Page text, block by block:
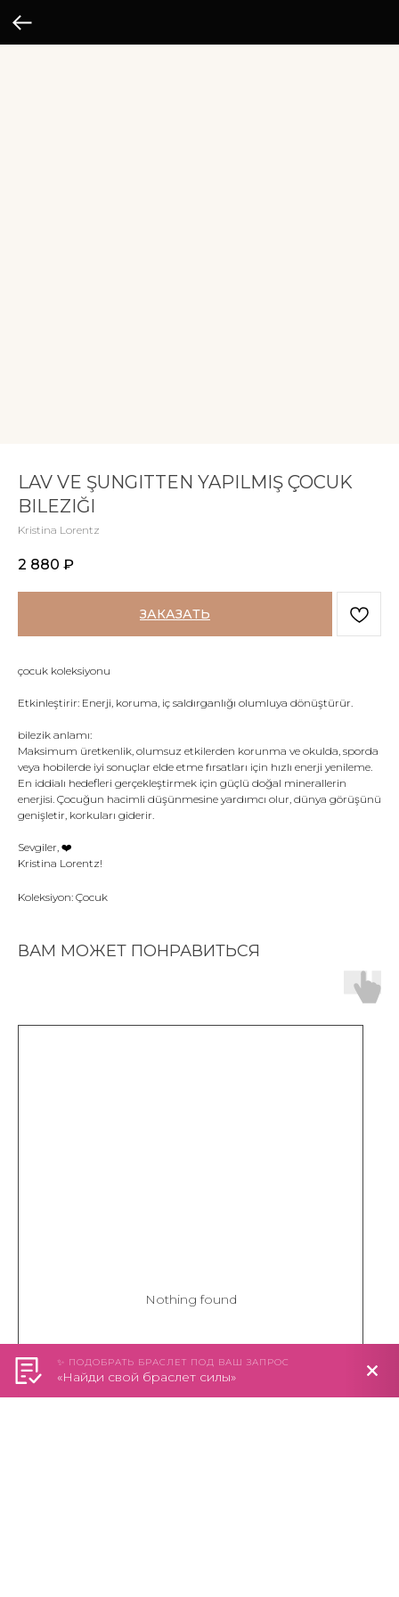
LAV VE ŞUNGITTEN YAPILMIŞ ÇOCUK
BILEZIĞI
Kristina Lorentz
2 880 ₽
ЗАКАЗАТЬ
çocuk koleksiyonu
Etkinleştirir: Enerji, koruma, iç saldırganlığı olumluya dönüştürür.
bilezik anlamı:
Maksimum üretkenlik, olumsuz etkilerden korunma ve okulda, sporda
veya hobilerde iyi sonuçlar elde etme fırsatları için hızlı enerji yenileme.
En iddialı hedefleri gerçekleştirmek için güçlü doğal minerallerin
enerjisi. Çocuğun hacimli düşünmesine yardımcı olur, dünya görüşünü
genişletir, korkuları giderir.
Sevgiler, ❤️️
Kristina Lorentz!
Koleksiyon: Çocuk
ВАМ МОЖЕТ ПОНРАВИТЬСЯ
Nothing found
✨ ПОДОБРАТЬ БРАСЛЕТ ПОД ВАШ ЗАПРОС
«Найди свой браслет силы»